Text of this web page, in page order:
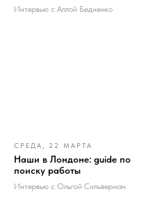
Интервью с Аллой Бедненко
СРЕДА, 22 МАРТА
Наши в Лондоне: guide по
поиску работы
Интервью с Ольгой Сильверман